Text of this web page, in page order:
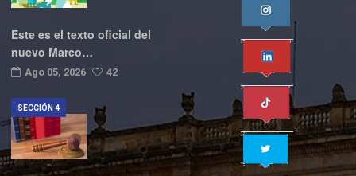
Este es el texto oficial del
nuevo Marco…
Ago 05, 2026 42
SECCIÓN 4